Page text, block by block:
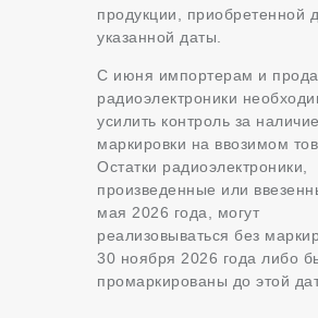
продукции, приобретенной
указанной даты.
С июня импортерам и
радиоэлектроники
усилить контроль за
маркировки на ввозимом
Остатки радиоэлектроники,
произведенные или
мая 2026 года, могут
реализовываться без
30 ноября 2026 года либо
промаркированы до этой